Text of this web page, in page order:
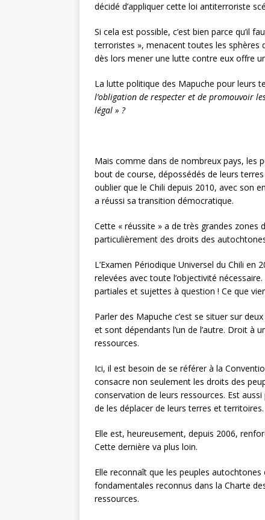
décidé d’appliquer cette loi antiterroriste
Si cela est possible, c’est bien parce qu’il
terroristes », menacent toutes les sphères
dès lors mener une lutte contre eux offre
La lutte politique des Mapuche pour leurs
l’obligation de respecter et de promouvoir
légal » ?
Mais comme dans de nombreux pays, les
bout de course, dépossédés de leurs
oublier que le Chili depuis 2010, avec son
a réussi sa transition démocratique.
Cette « réussite » a de très grandes zones
particulièrement des droits des
L’Examen Périodique Universel du Chili
relevées avec toute l’objectivité
partiales et sujettes à question ! Ce que
Parler des Mapuche c’est se situer sur
et sont dépendants l’un de l’autre. Droit à
ressources.
Ici, il est besoin de se référer à la
consacre non seulement les droits des
conservation de leurs ressources. Est
de les déplacer de leurs terres et territoires.
Elle est, heureusement, depuis 2006,
Cette dernière va plus loin.
Elle reconnaît que les peuples
fondamentales reconnus dans la Charte
ressources.